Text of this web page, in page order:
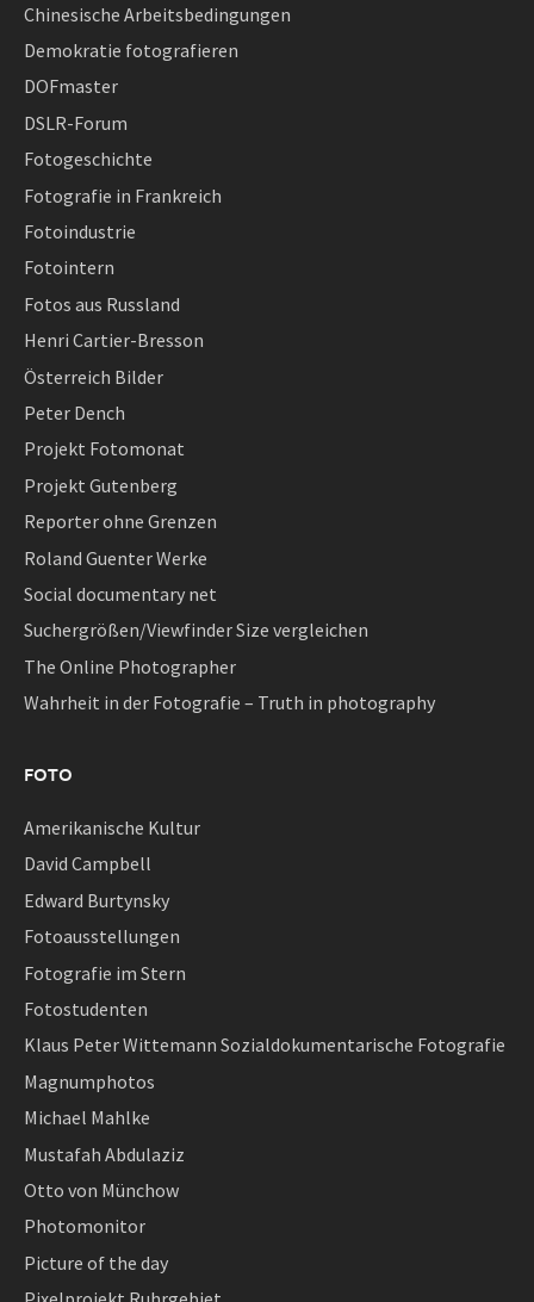
Chinesische Arbeitsbedingungen
Demokratie fotografieren
DOFmaster
DSLR-Forum
Fotogeschichte
Fotografie in Frankreich
Fotoindustrie
Fotointern
Fotos aus Russland
Henri Cartier-Bresson
Österreich Bilder
Peter Dench
Projekt Fotomonat
Projekt Gutenberg
Reporter ohne Grenzen
Roland Guenter Werke
Social documentary net
Suchergrößen/Viewfinder Size vergleichen
The Online Photographer
Wahrheit in der Fotografie – Truth in photography
FOTO
Amerikanische Kultur
David Campbell
Edward Burtynsky
Fotoausstellungen
Fotografie im Stern
Fotostudenten
Klaus Peter Wittemann Sozialdokumentarische Fotografie
Magnumphotos
Michael Mahlke
Mustafah Abdulaziz
Otto von Münchow
Photomonitor
Picture of the day